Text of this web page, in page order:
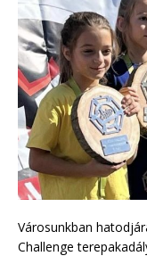
Városunkban
Challenge